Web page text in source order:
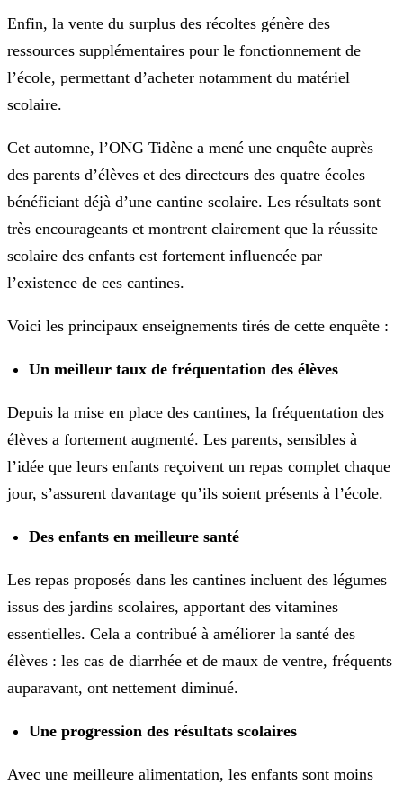
Enfin, la vente du surplus des récoltes génère des
ressources supplémentaires pour le fonctionnement de
l’école, permettant d’acheter notamment du matériel
scolaire.
Cet automne, l’ONG Tidène a mené une enquête auprès
des parents d’élèves et des directeurs des quatre écoles
bénéficiant déjà d’une cantine scolaire. Les résultats sont
très encourageants et montrent clairement que la réussite
scolaire des enfants est fortement influencée par
l’existence de ces cantines.
Voici les principaux enseignements tirés de cette enquête :
Un meilleur taux de fréquentation des élèves
Depuis la mise en place des cantines, la fréquentation des
élèves a fortement augmenté. Les parents, sensibles à
l’idée que leurs enfants reçoivent un repas complet chaque
jour, s’assurent davantage qu’ils soient présents à l’école.
Des enfants en meilleure santé
Les repas proposés dans les cantines incluent des légumes
issus des jardins scolaires, apportant des vitamines
essentielles. Cela a contribué à améliorer la santé des
élèves : les cas de diarrhée et de maux de ventre, fréquents
auparavant, ont nettement diminué.
Une progression des résultats scolaires
Avec une meilleure alimentation, les enfants sont moins